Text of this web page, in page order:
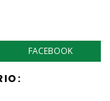
FACEBOOK